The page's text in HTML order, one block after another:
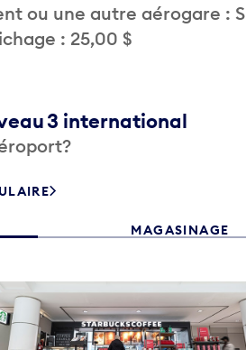
ou une autre aérogare :
: 25,00 $
3 international
MAGASINAGE